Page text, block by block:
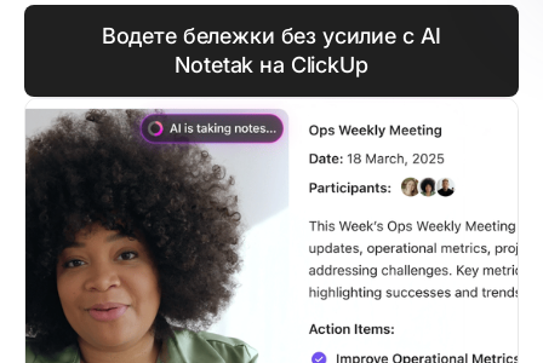
Водете бележки без усилие с AI
Notetak на ClickUp